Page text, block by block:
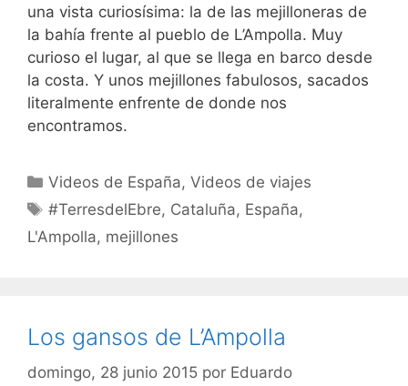
una vista curiosísima: la de las mejilloneras de
la bahía frente al pueblo de L’Ampolla. Muy
curioso el lugar, al que se llega en barco desde
la costa. Y unos mejillones fabulosos, sacados
literalmente enfrente de donde nos
encontramos.
Categorías
Videos de España,Videos de viajes
Etiquetas
#TerresdelEbre, Cataluña, España,
L'Ampolla, mejillones
Los gansos de L’Ampolla
domingo, 28 junio 2015 por Eduardo